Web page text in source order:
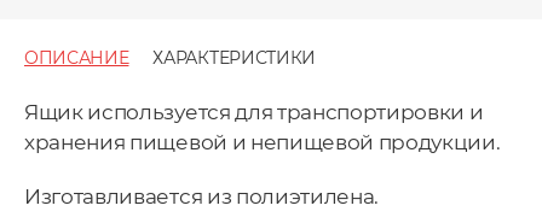
ОПИСАНИЕ ХАРАКТЕРИСТИКИ
Ящик используется для транспортировки и
хранения пищевой и непищевой продукции.
Изготавливается из полиэтилена.